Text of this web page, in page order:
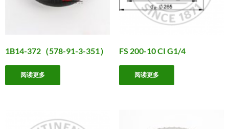
1B14-372（578-91-3-351）
阅读更多
FS 200-10 CI G1/4
阅读更多